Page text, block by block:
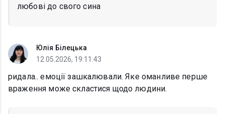
любові до свого сина
Юлія Білецька
12.05.2026, 19:11:43
ридала.. емоції зашкалювали. Яке оманливе перше
враження може скластися щодо людини.